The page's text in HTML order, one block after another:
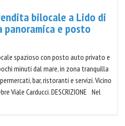
bilocale a Lido di
panoramica e posto
spazioso con posto auto privato e
minuti dal mare, in zona tranquilla
bar, ristoranti e servizi. Vicino
Viale Carducci. DESCRIZIONE Nel